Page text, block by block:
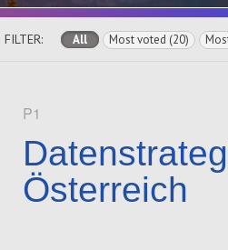
FILTER: All Most voted (20)
P1
Österreich